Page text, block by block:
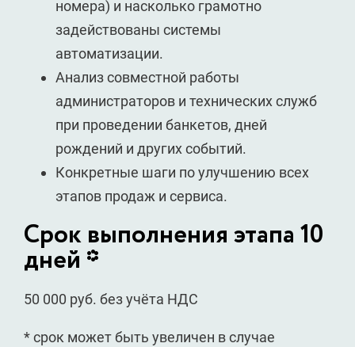
номера) и насколько грамотно
задействованы системы
автоматизации.
Анализ совместной работы
администраторов и технических служб
при проведении банкетов, дней
рождений и других событий.
Конкретные шаги по улучшению всех
этапов продаж и сервиса.
Срок выполнения этапа 10
дней *
50 000 руб. без учёта НДС
* срок может быть увеличен в случае